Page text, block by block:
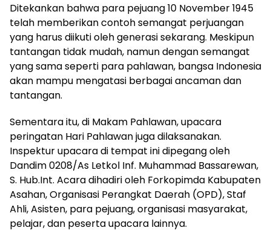
Ditekankan bahwa para pejuang 10 November 1945
telah memberikan contoh semangat perjuangan
yang harus diikuti oleh generasi sekarang. Meskipun
tantangan tidak mudah, namun dengan semangat
yang sama seperti para pahlawan, bangsa Indonesia
akan mampu mengatasi berbagai ancaman dan
tantangan.
Sementara itu, di Makam Pahlawan, upacara
peringatan Hari Pahlawan juga dilaksanakan.
Inspektur upacara di tempat ini dipegang oleh
Dandim 0208/As Letkol Inf. Muhammad Bassarewan,
S. Hub.Int. Acara dihadiri oleh Forkopimda Kabupaten
Asahan, Organisasi Perangkat Daerah (OPD), Staf
Ahli, Asisten, para pejuang, organisasi masyarakat,
pelajar, dan peserta upacara lainnya.